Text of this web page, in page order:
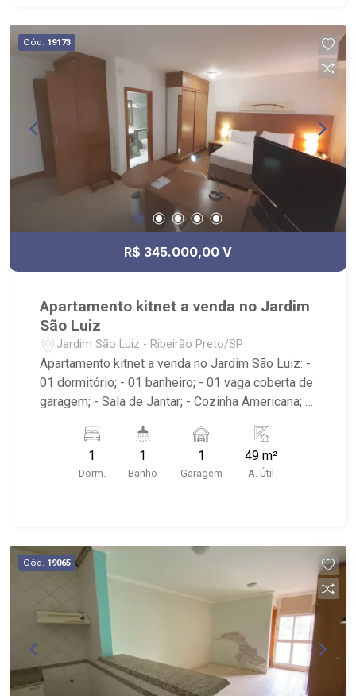
diversos comércios tanto na Presidente Vargas
quanto na Av. Professor João Fiusa
Cód. 19173
R$ 345.000,00 V
Apartamento kitnet a venda no Jardim
São Luiz
Jardim São Luiz - Ribeirão Preto/SP
Apartamento kitnet a venda no Jardim São Luiz: -
01 dormitório; - 01 banheiro; - 01 vaga coberta de
garagem; - Sala de Jantar; - Cozinha Americana; -
de lazer completa; - Próximo a Nativas
Churrascaria, La Cuinca di Túlio Santini,
Savegnago Supermercados.
1
Dorm.
1
Banho
1
Garagem
49 m²
A. Útil
Cód. 19065